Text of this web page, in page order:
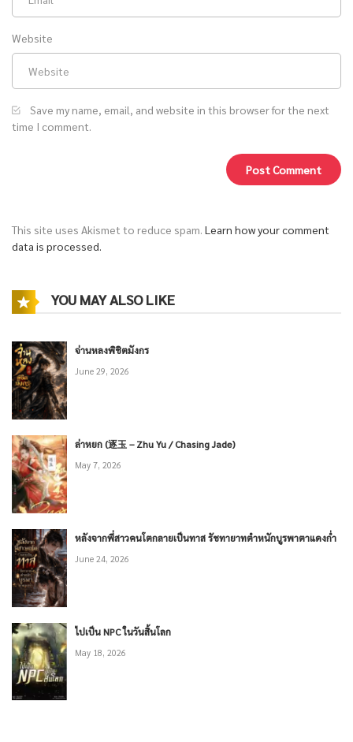
Website
Save my name, email, and website in this browser for the next
time I comment.
This site uses Akismet to reduce spam. Learn how your comment
data is processed.
YOU MAY ALSO LIKE
จ่านหลงพิชิตมังกร
June 29, 2026
ล่าหยก (逐玉 – Zhu Yu / Chasing Jade)
May 7, 2026
หลังจากพี่สาวคนโตกลายเป็นทาส รัชทายาทตำหนักบูรพาตาแดงก่ำ
June 24, 2026
ไปเป็น NPC ในวันสิ้นโลก
May 18, 2026